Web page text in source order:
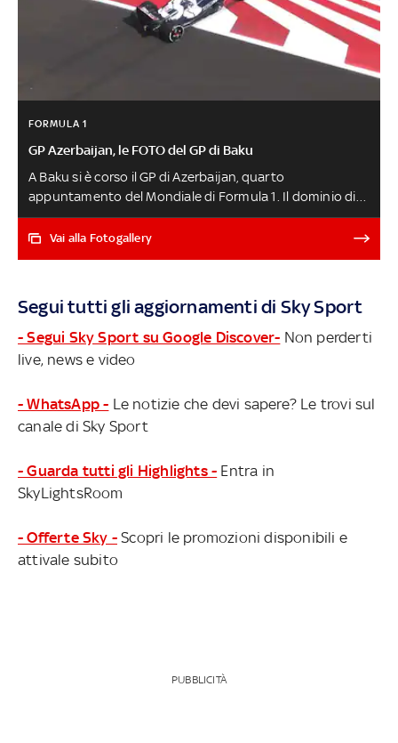
FORMULA 1
GP Azerbaijan, le FOTO del GP di Baku
A Baku si è corso il GP di Azerbaijan, quarto
appuntamento del Mondiale di Formula 1. Il dominio di
Perez, le fatiche di Verstappen, il primo podio di Leclerc.
Qui le foto dei momenti più importanti e spettacolari
Vai alla Fotogallery
Segui tutti gli aggiornamenti di Sky Sport
- Segui Sky Sport su Google Discover- Non perderti
live, news e video
- WhatsApp - Le notizie che devi sapere? Le trovi sul
canale di Sky Sport
- Guarda tutti gli Highlights - Entra in
SkyLightsRoom
- Offerte Sky - Scopri le promozioni disponibili e
attivale subito
PUBBLICITÀ